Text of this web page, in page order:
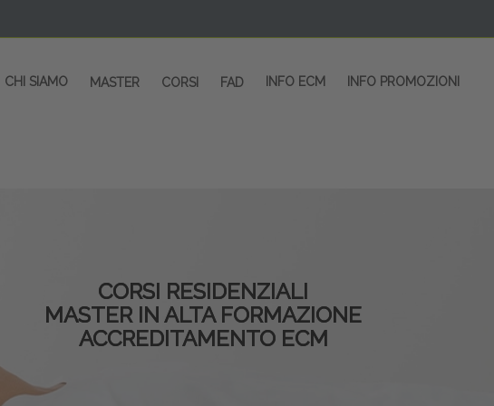
CHI SIAMO MASTER CORSI FAD INFO ECM INFO PROMOZIONI
CORSI RESIDENZIALI
MASTER IN ALTA FORMAZIONE
ACCREDITAMENTO ECM